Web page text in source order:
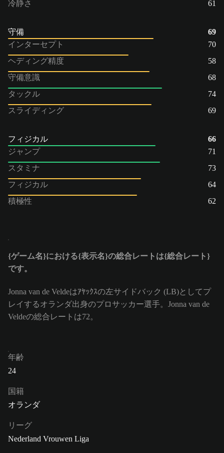
冷静さ
61
守備
69
インターセプト
70
ヘディング精度
58
守備意識
68
タックル
74
スライディング
69
フィジカル
66
ジャンプ
71
スタミナ
73
フィジカル
64
積極性
62
{ゲーム名}における{表示名}の総合レートは{総合レート}
です。
Jonna van de Veldeはｱﾔｯｸｽの左サイドバック (LB)としてプ
レイするオランダ出身のプロサッカー選手。Jonna van de
Veldeの総合レートは72。
年齢
24
国籍
オランダ
リーグ
Nederland Vrouwen Liga